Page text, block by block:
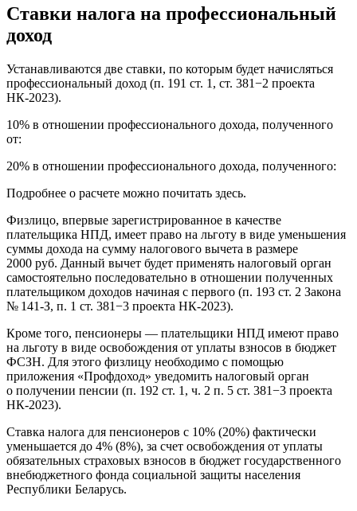
Ставки налога на профессиональный
доход
Устанавливаются две ставки, по которым будет начисляться
профессиональный доход (п. 191 ст. 1, ст. 381−2 проекта
НК-2023).
10% в отношении профессионального дохода, полученного
от:
20% в отношении профессионального дохода, полученного:
Подробнее о расчете можно почитать здесь.
Физлицо, впервые зарегистрированное в качестве
плательщика НПД, имеет право на льготу в виде уменьшения
суммы дохода на сумму налогового вычета в размере
2000 руб. Данный вычет будет применять налоговый орган
самостоятельно последовательно в отношении полученных
плательщиком доходов начиная с первого (п. 193 ст. 2 Закона
№ 141-З, п. 1 ст. 381−3 проекта НК-2023).
Кроме того, пенсионеры — плательщики НПД имеют право
на льготу в виде освобождения от уплаты взносов в бюджет
ФСЗН. Для этого физлицу необходимо с помощью
приложения «Профдоход» уведомить налоговый орган
о получении пенсии (п. 192 ст. 1, ч. 2 п. 5 ст. 381−3 проекта
НК-2023).
Ставка налога для пенсионеров с 10% (20%) фактически
уменьшается до 4% (8%), за счет освобождения от уплаты
обязательных страховых взносов в бюджет государственного
внебюджетного фонда социальной защиты населения
Республики Беларусь.